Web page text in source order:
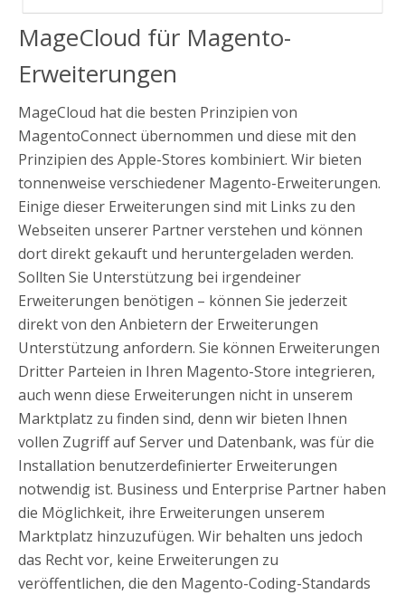
MageCloud für Magento-
Erweiterungen
MageCloud hat die besten Prinzipien von
MagentoConnect übernommen und diese mit den
Prinzipien des Apple-Stores kombiniert. Wir bieten
tonnenweise verschiedener Magento-Erweiterungen.
Einige dieser Erweiterungen sind mit Links zu den
Webseiten unserer Partner verstehen und können
dort direkt gekauft und heruntergeladen werden.
Sollten Sie Unterstützung bei irgendeiner
Erweiterungen benötigen – können Sie jederzeit
direkt von den Anbietern der Erweiterungen
Unterstützung anfordern. Sie können Erweiterungen
Dritter Parteien in Ihren Magento-Store integrieren,
auch wenn diese Erweiterungen nicht in unserem
Marktplatz zu finden sind, denn wir bieten Ihnen
vollen Zugriff auf Server und Datenbank, was für die
Installation benutzerdefinierter Erweiterungen
notwendig ist. Business und Enterprise Partner haben
die Möglichkeit, ihre Erweiterungen unserem
Marktplatz hinzuzufügen. Wir behalten uns jedoch
das Recht vor, keine Erweiterungen zu
veröffentlichen, die den Magento-Coding-Standards